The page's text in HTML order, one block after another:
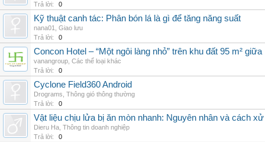
Trả lời:
0
Kỹ thuật canh tác: Phân bón lá là gì để tăng năng suất
nana01
Giao lưu
Trả lời:
0
Concon Hotel – “Một ngôi làng nhỏ” trên khu đất 95 m²
vanangroup Các thể loại khác
Trả lời:
0
Cyclone Field360 Android
Drograms Thông gió thông thường
Trả lời:
0
Vật liệu chịu lửa bị ăn mòn nhanh: Nguyên nhân và cách
Dieru Ha Thông tin doanh nghiệp
Trả lời:
0